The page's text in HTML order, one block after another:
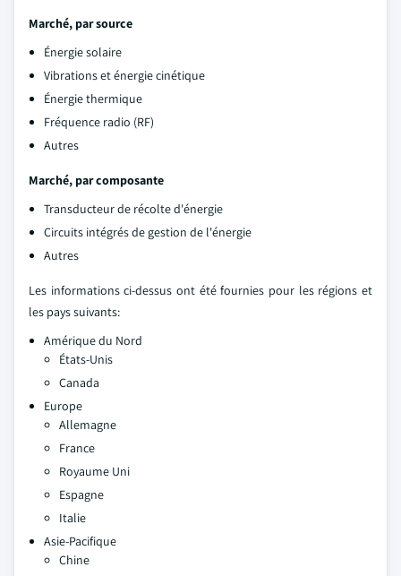
Marché, par source
Énergie solaire
Vibrations et énergie cinétique
Énergie thermique
Fréquence radio (RF)
Autres
Marché, par composante
Transducteur de récolte d'énergie
Circuits intégrés de gestion de l'énergie
Autres
Les informations ci-dessus ont été fournies pour les régions et
les pays suivants:
Amérique du Nord
États-Unis
Canada
Europe
Allemagne
France
Royaume Uni
Espagne
Italie
Asie-Pacifique
Chine